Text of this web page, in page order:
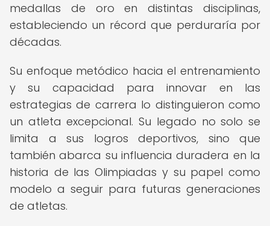
medallas de oro en distintas disciplinas,
estableciendo un récord que perduraría por
décadas.
Su enfoque metódico hacia el entrenamiento
y su capacidad para innovar en las
estrategias de carrera lo distinguieron como
un atleta excepcional. Su legado no solo se
limita a sus logros deportivos, sino que
también abarca su influencia duradera en la
historia de las Olimpiadas y su papel como
modelo a seguir para futuras generaciones
de atletas.